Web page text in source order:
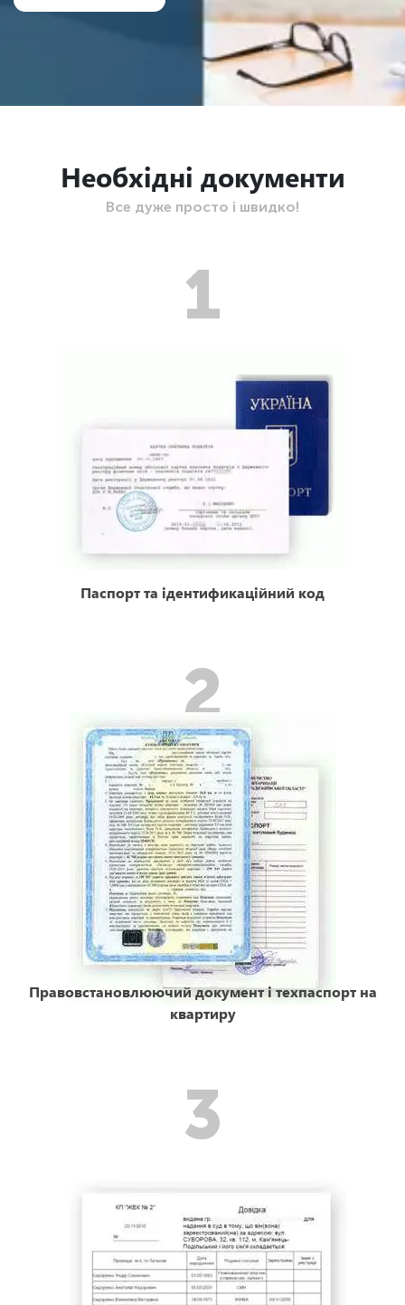
Необхідні документи
Все дуже просто і швидко!
1
Паспорт та ідентификаційний код
2
Правовстановлюючий документ і техпаспорт на
квартиру
3